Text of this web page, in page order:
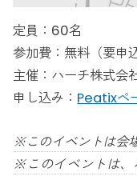
定員：60名
参加費：無料（要申
主催：ハーチ株式会
申し込み： Peatixペ
※このイベントは会
※このイベントは、